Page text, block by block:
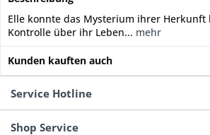
Elle konnte das Mysterium ihrer
Kontrolle über ihr Leben... mehr
Kunden kauften auch
Service Hotline
Shop Service